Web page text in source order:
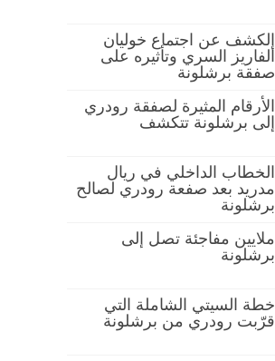
الكشف عن اجتماع خوليان
ألفاريز السري وتأثيره على
صفقة برشلونة
الأرقام المثيرة لصفقة رودري
إلى برشلونة تتكشف
الخطاب الداخلي في ريال
مدريد بعد صفعة رودري لصالح
برشلونة
ملايين مفاجئة تصل إلى
برشلونة
خطة السيتي الشاملة التي
قرّبت رودري من برشلونة